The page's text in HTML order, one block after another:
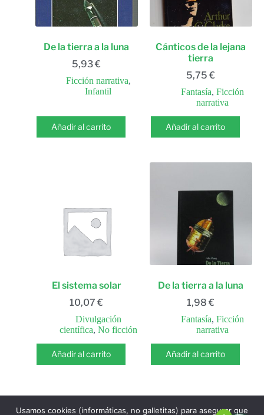
De la tierra a la luna
5,93€
Ficción narrativa,
Infantil
Añadir al carrito
Cánticos de la lejana
tierra
5,75€
Fantasía,Ficción
narrativa
Añadir al carrito
El sistema solar
10,07€
Divulgación
científica, No ficción
Añadir al carrito
De la tierra a la luna
1,98€
Fantasía,Ficción
narrativa
Añadir al carrito
SIGUIENTE
Usamos cookies (informáticas, no galletitas) para asegurar que